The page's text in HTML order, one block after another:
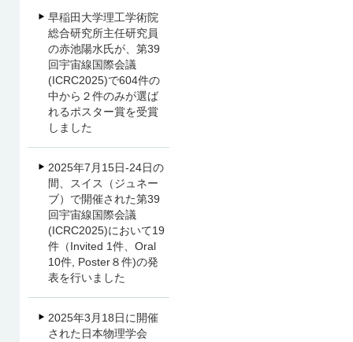
早稲田大学理工学術院
総合研究所主任研究員
の赤池陽水氏が、第39
回宇宙線国際会議
(ICRC2025)で604件の
中から２件のみが選ば
れるポスター賞を受賞
しました
2025年7月15日-24日の
間、スイス（ジュネー
ブ）で開催された第39
回宇宙線国際会議
(ICRC2025)において19
件（Invited 1件、Oral
10件, Poster８件)の発
表を行いました
2025年3月18日に開催
された日本物理学会